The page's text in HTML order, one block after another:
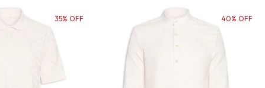
35% OFF 40% OFF